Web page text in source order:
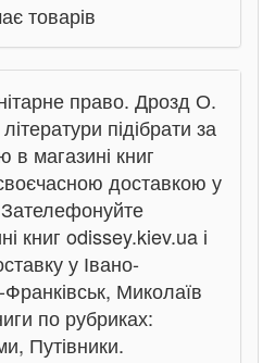
товарів
право. Дрозд О.
підібрати за
магазині книг
доставкою у
Зателефонуйте
книг odissey.kiev.ua і
у Івано-
Миколаїв
по рубриках:
Путівники.